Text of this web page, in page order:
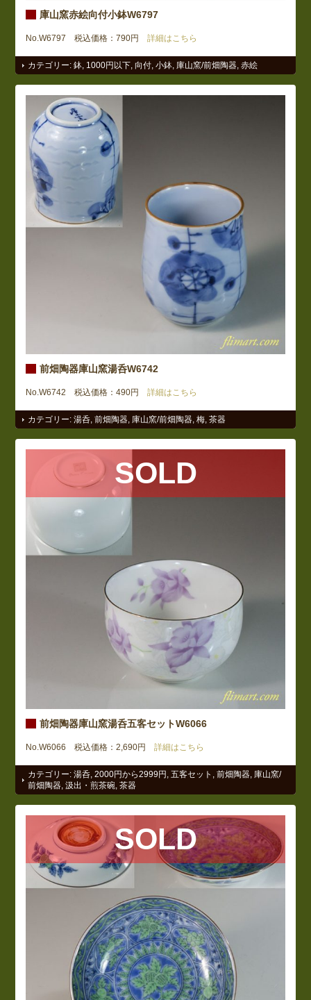
庫山窯赤絵向付小鉢W6797
No.W6797 税込価格：790円 詳細はこちら
カテゴリー:鉢 1000円以下 ,向付 ,小鉢 庫山窯/前畑陶器 ,赤絵
前畑陶器庫山窯湯呑W6742
No.W6742 税込価格：490円 詳細はこちら
カテゴリー:湯呑 ,前畑陶器 庫山窯/前畑陶器 ,梅 ,茶器
SOLD
前畑陶器庫山窯湯呑五客セットW6066
No.W6066 税込価格：2,690円 詳細はこちら
カテゴリー:湯呑 ,2000円から2999円 ,五客セット ,前畑陶器 庫山窯/
前畑陶器 ,汲出・煎茶碗 ,茶器
SOLD